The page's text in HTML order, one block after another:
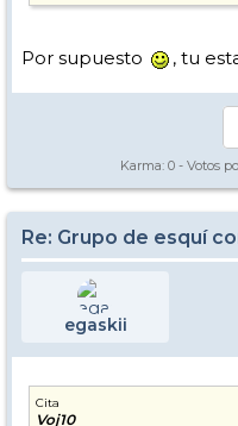
Por supuesto , tu
Karma: 0 - Votos
Re: Grupo de esquí
egaskii
Cita
Voj10